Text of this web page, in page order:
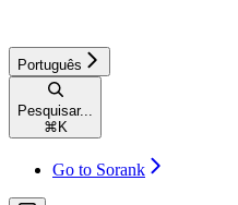
Português
Pesquisar...
⌘ K
Go to Sorank